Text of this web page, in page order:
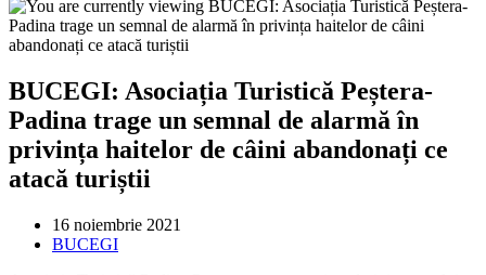
BUCEGI: Asociația Turistică Peștera-
Padina trage un semnal de alarmă în
privința haitelor de câini abandonați ce
atacă turiștii
Post
published:
16 noiembrie 2021
Post
BUCEGI